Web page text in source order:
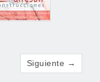
Siguiente →